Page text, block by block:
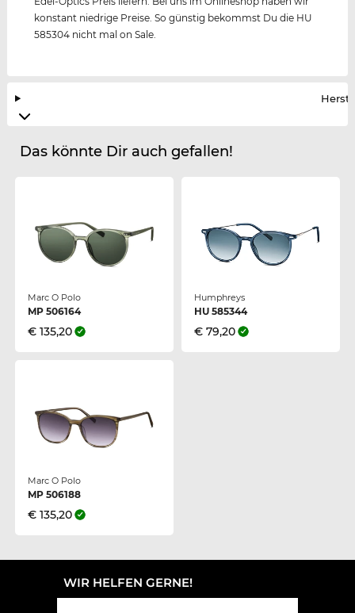
konstant niedrige Preise. So günstig bekommst Du die HU
585304 nicht mal on Sale.
Das könnte Dir auch gefallen!
Marc O Polo
MP 506164
€ 135,20
Humphreys
HU 585344
€ 79,20
Marc O Polo
MP 506188
€ 135,20
WIR HELFEN GERNE!